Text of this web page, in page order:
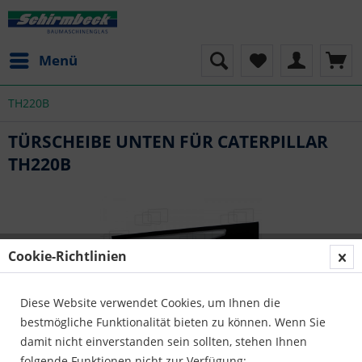
Menü
TH220B
TÜRSCHEIBE UNTEN FÜR CATERPILLAR
TH220B
Cookie-Richtlinien
Diese Website verwendet Cookies, um Ihnen die
bestmögliche Funktionalität bieten zu können. Wenn Sie
damit nicht einverstanden sein sollten, stehen Ihnen